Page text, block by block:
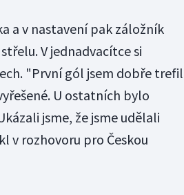
a v nastavení pak záložník
V jednadvacítce si
"První gól jsem dobře trefil
U ostatních bylo
jsme, že jsme udělali
v rozhovoru pro Českou